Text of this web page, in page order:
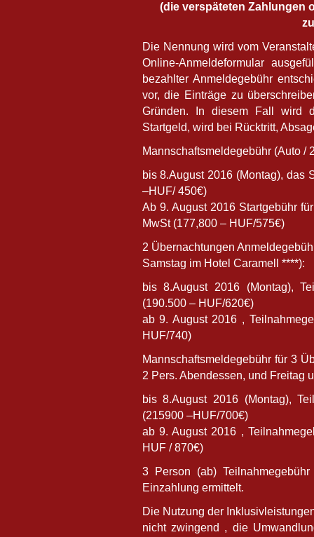
(die verspäteten Zahlungen
Die Nennung wird vom
Online-Anmeldeformular
bezahlter Anmeldegebühr
vor, die Einträge zu
Gründen. In diesem Fall wird
Startgeld, wird bei Rücktritt,
Mannschaftsmeldegebühr (Auto /
bis 8.August 2016 (Montag), das
–HUF/ 450€)
Ab 9. August 2016 Startgebühr
MwSt (177,800 – HUF/575€)
2 Übernachtungen
Samstag im Hotel Caramell ****):
bis 8.August 2016 (Montag),
(190.500 – HUF/620€)
ab 9. August 2016 ,
HUF/740)
Mannschaftsmeldegebühr für 3
2 Pers. Abendessen, und Freitag
bis 8.August 2016 (Montag),
(215900 –HUF/700€)
ab 9. August 2016 ,
HUF / 870€)
3 Person (ab)
Einzahlung ermittelt.
Die Nutzung der
nicht zwingend , die